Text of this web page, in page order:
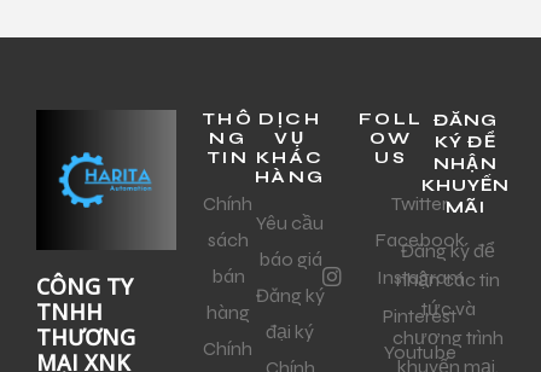
CÔNG TY
TNHH
THƯƠNG
MẠI XNK
THÔ
NG
TIN
Chính
sách
bán
hàng
Chính
DỊCH
VỤ
KHÁC
HÀNG
Yêu cầu
báo giá
Đăng ký
đại ký
FOLL
OW
US
Twitter
Facebook
Instagram
Pinterest
Youtube
ĐĂNG
KÝ ĐỂ
NHẬN
KHUYẾN
MÃI
Đăng ký để
nhận các tin
tức và
chương trình
khuyến mại.